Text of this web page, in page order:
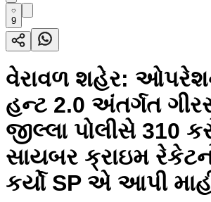
9
વેરાવળ શહેર:
હન્ટ 2.0 અંતર્ગત
જીલ્લા પોલીસે 310
સાયબર ક્રાઇમ
કર્યો SP એ આપી